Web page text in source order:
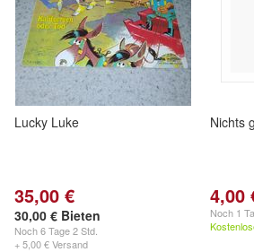
Lucky Luke
35,00 €
30,00 € Bieten
Noch6 Tage 2 Std.
+ 5,00 € Versand
Nichts
4,00
Noch 1